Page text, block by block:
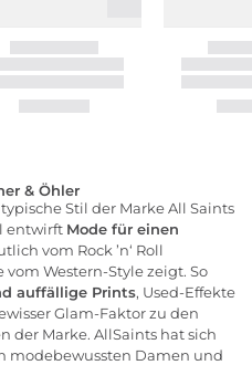
& Öhler
Stil der Marke All Saints
entwirft Mode für einen
vom Rock ’n‘ Roll
Western-Style zeigt. So
auffällige Prints, Used-Effekte
Glam-Faktor zu den
der Marke. AllSaints hat sich
modebewussten Damen und